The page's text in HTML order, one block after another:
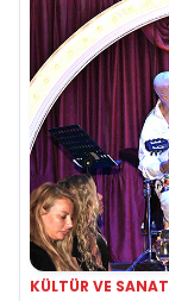
KÜLTÜR VE SANAT